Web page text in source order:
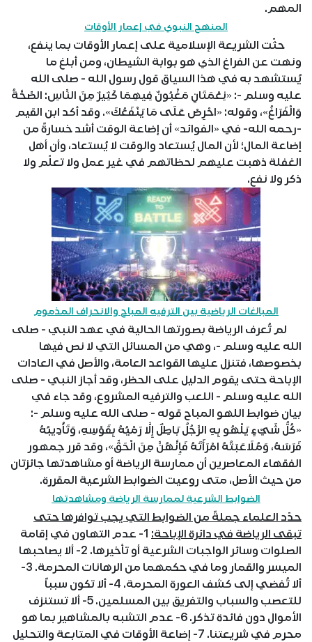
المهم.
المنهج النبوي في إعمار الأوقات
حثّت الشريعة الإسلامية على إعمار الأوقات بما ينفع،
ونهت عن الفراغ الذي هو بوابة الشيطان، ومن أبلغ ما
يُستشهد به في هذا السياق قول رسول الله - صلى الله
عليه وسلم -: «نِعْمَتَانِ مَغْبُونٌ فِيهِمَا كَثِيرٌ مِنَ النَّاسِ: الصِّحَّةُ
وَالْفَرَاغُ»، وقوله: «احْرِصْ عَلَى مَا يَنْفَعُكَ». وقد أكد ابن القيم
-رحمه الله- في «الفوائد» أن إضاعة الوقت أشد خسارةً من
إضاعة المال؛ لأن المال يُستعاد والوقت لا يُستعاد، وأن أهل
الغفلة ذهبت عليهم لحظاتهم في غير عمل ولا تعلّم ولا
ذكر ولا نفع.
المبالغات الرياضية بين الترفيه المباح والانحراف المذموم
لم تُعرف الرياضة بصورتها الحالية في عهد النبي - صلى
الله عليه وسلم -، وهي من المسائل التي لا نص فيها
بخصوصها، فتنزل عليها القواعد العامة، والأصل في العادات
الإباحة حتى يقوم الدليل على الحظر، وقد أجاز النبي - صلى
الله عليه وسلم - اللعب والترفيه المشروع، وقد جاء في
بيان ضوابط اللهو المباح قوله - صلى الله عليه وسلم -:
«كُلُّ شَيْءٍ يَلْهُو بِهِ الرَّجُلُ بَاطِلٌ إِلَّا رَمْيُهُ بِقَوْسِهِ، وَتَأْدِيبُهُ
فَرَسَهُ، وَمُلَاعَبَتُهُ امْرَأَتَهُ فَإِنَّهُنَّ مِنَ الْحَقِّ»، وقد قرر جمهور
الفقهاء المعاصرين أن ممارسة الرياضة أو مشاهدتها جائزتان
من حيث الأصل، متى روعيت الضوابط الشرعية المقررة.
الضوابط الشرعية لممارسة الرياضة ومشاهدتها
حدّد العلماء جملةً من الضوابط التي يجب توافرها حتى
تبقى الرياضة في دائرة الإباحة:
1- عدم التهاون في إقامة
الصلوات وسائر الواجبات الشرعية أو تأخيرها. 2- ألا يصاحبها
الميسر والقمار وما في حكمهما من الرهانات المحرمة. 3-
ألا تُفضي إلى كشف العورة المحرمة. 4- ألا تكون سبباً
للتعصب والسباب والتفريق بين المسلمين. 5- ألا تستنزف
الأموال دون فائدة تذكر. 6- عدم التشبه بالمشاهير بما هو
محرم في شريعتنا. 7- إضاعة الأوقات في المتابعة والتحليل